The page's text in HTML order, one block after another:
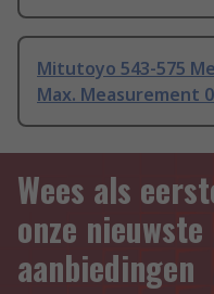
Mitutoyo 543-575
Max. Measurement
Wees als
onze
aanbiedingen